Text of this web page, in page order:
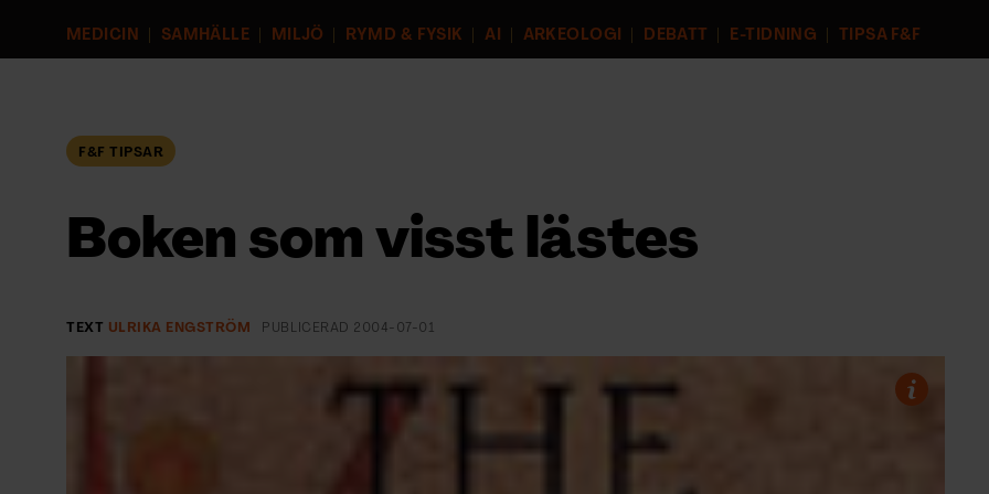
MEDICIN SAMHÄLLE MILJÖ RYMD & FYSIK AI ARKEOLOGI DEBATT E-TIDNING TIPSA F&F
EVENEMANG & RESOR
KONTAKTA F&F
PRENUMERERA PÅ F&F
ANNONSERA I F&F
F&F TIPSAR
Boken som visst lästes
TEXT ULRIKA ENGSTRÖM PUBLICERAD 2004-07-01